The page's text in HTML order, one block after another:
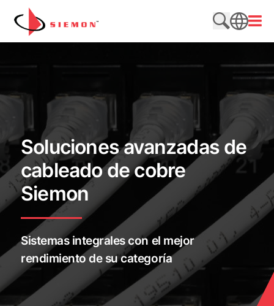
Saltar al contenido
Buscar en
Abrir
SEARCH
Soluciones avanzadas de
cableado de cobre
Siemon
Sistemas integrales con el mejor
rendimiento de su categoría